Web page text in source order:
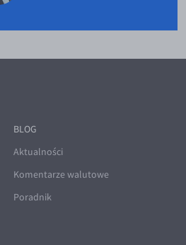
BLOG
Aktualności
Komentarze walutowe
Poradnik